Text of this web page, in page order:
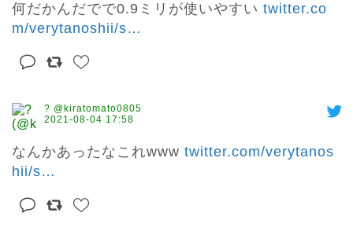
何だかんだでで0.9ミリが使いやすい twitter.co
m/verytanoshii/s…
? @kiratomato0805
2021-08-04 17:58
なんかあったなこれwww twitter.com/verytanos
hii/s…